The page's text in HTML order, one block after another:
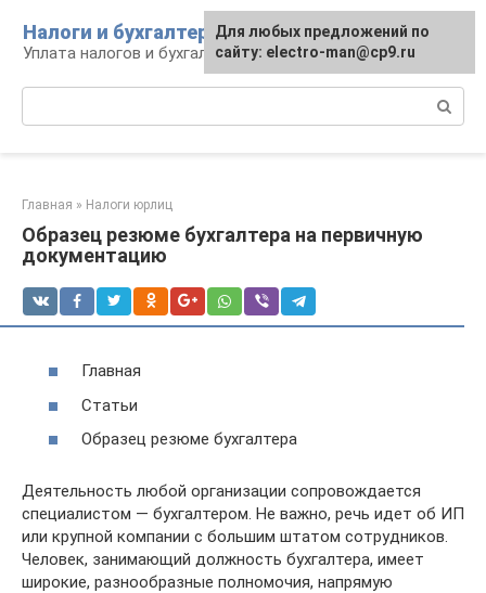
контенту
Налоги и бухгалтерия
Уплата налогов и бухгалтерская отчётность
Главная » Налоги юрлиц
Образец резюме бухгалтера на первичную
документацию
Главная
Статьи
Образец резюме бухгалтера
Деятельность любой организации сопровождается
специалистом — бухгалтером. Не важно, речь идет об ИП
или крупной компании с большим штатом сотрудников.
Человек, занимающий должность бухгалтера, имеет
широкие, разнообразные полномочия, напрямую
Для любых предложений по
сайту: electro-man@cp9.ru